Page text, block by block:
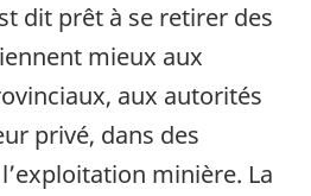
dit prêt à se retirer des
mieux aux
aux autorités
privé, dans des
minière. La